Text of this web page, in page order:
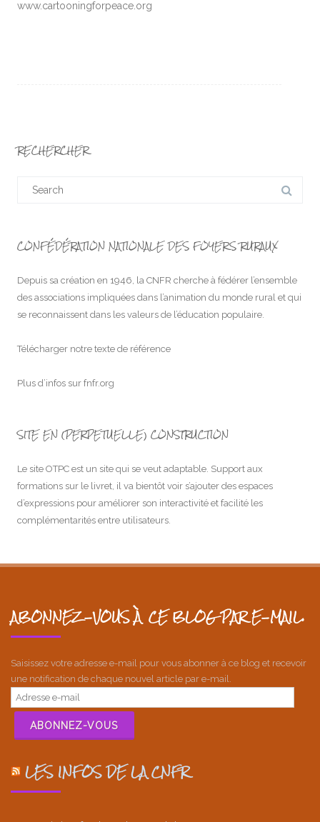
www.cartooningforpeace.org
RECHERCHER
CONFÉDÉRATION NATIONALE DES FOYERS RURAUX
Depuis sa création en 1946, la CNFR cherche à fédérer l’ensemble
des associations impliquées dans l’animation du monde rural et qui
se reconnaissent dans les valeurs de l’éducation populaire.
Télécharger notre texte de référence
Plus d’infos sur fnfr.org
SITE EN (PERPETUELLE) CONSTRUCTION
Le site OTPC est un site qui se veut adaptable. Support aux
formations sur le livret, il va bientôt voir s’ajouter des espaces
d’expressions pour améliorer son interactivité et facilité les
complémentarités entre utilisateurs.
ABONNEZ-VOUS À CE BLOG PAR E-MAIL.
Saisissez votre adresse e-mail pour vous abonner à ce blog et recevoir
une notification de chaque nouvel article par e-mail.
Adresse
e-
ABONNEZ-VOUS
LES INFOS DE LA CNFR